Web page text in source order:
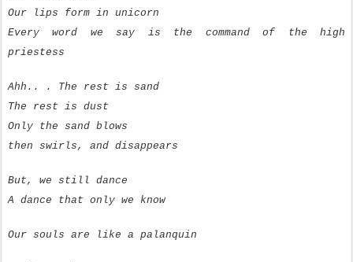
Our lips form in unicorn
Every word we say is the command of the high
priestess
Ahh.. . The rest is sand
The rest is dust
Only the sand blows
then swirls, and disappears
But, we still dance
A dance that only we know
Our souls are like a palanquin